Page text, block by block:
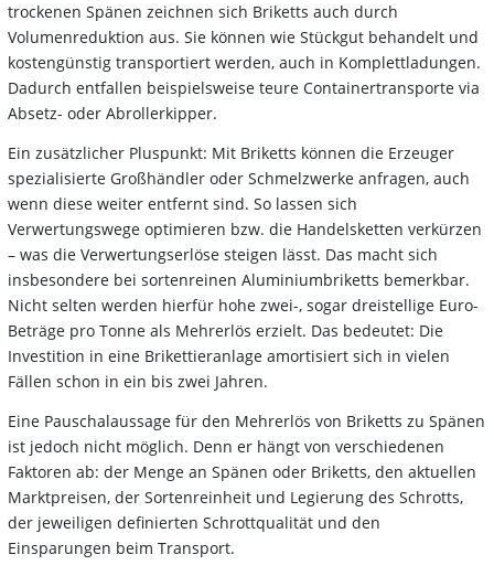
trockenen Spänen zeichnen sich Briketts auch durch
Volumenreduktion aus. Sie können wie Stückgut behandelt und
kostengünstig transportiert werden, auch in Komplettladungen.
Dadurch entfallen beispielsweise teure Containertransporte via
Absetz- oder Abrollerkipper.
Ein zusätzlicher Pluspunkt: Mit Briketts können die Erzeuger
spezialisierte Großhändler oder Schmelzwerke anfragen, auch
wenn diese weiter entfernt sind. So lassen sich
Verwertungswege optimieren bzw. die Handelsketten verkürzen
– was die Verwertungserlöse steigen lässt. Das macht sich
insbesondere bei sortenreinen Aluminiumbriketts bemerkbar.
Nicht selten werden hierfür hohe zwei-, sogar dreistellige Euro-
Beträge pro Tonne als Mehrerlös erzielt. Das bedeutet: Die
Investition in eine Brikettieranlage amortisiert sich in vielen
Fällen schon in ein bis zwei Jahren.
Eine Pauschalaussage für den Mehrerlös von Briketts zu Spänen
ist jedoch nicht möglich. Denn er hängt von verschiedenen
Faktoren ab: der Menge an Spänen oder Briketts, den aktuellen
Marktpreisen, der Sortenreinheit und Legierung des Schrotts,
der jeweiligen definierten Schrottqualität und den
Einsparungen beim Transport.